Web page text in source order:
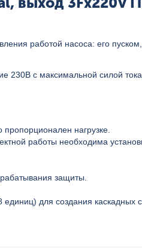
работой насоса: его
230В с максимальной силой
нагрузке.
работы необходима
защиты.
для создания каскадных